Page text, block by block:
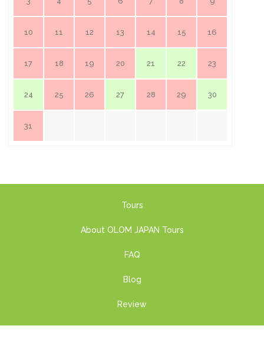
10 11 12 13 14 15 16
17 18 19 20 21 22 23
24 25 26 27 28 29 30
31
Tours
About OLOM JAPAN Tours
FAQ
Blog
Review